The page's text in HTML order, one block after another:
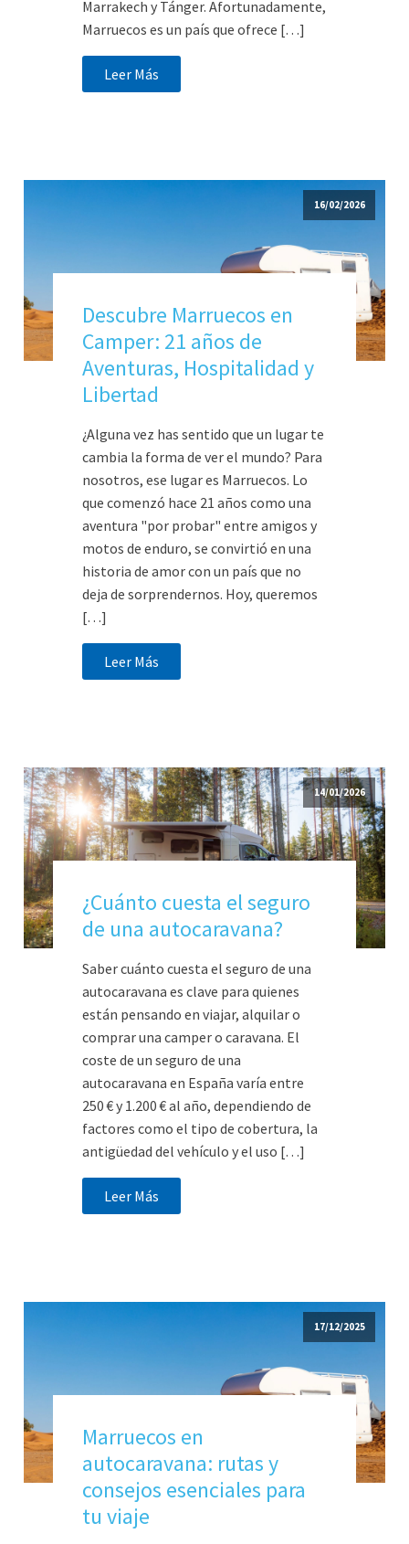
Marrakech y Tánger. Afortunadamente,
Marruecos es un país que ofrece […]
Leer Más
16/02/2026
Descubre Marruecos en
Camper: 21 años de
Aventuras, Hospitalidad y
Libertad
¿Alguna vez has sentido que un lugar te
cambia la forma de ver el mundo? Para
nosotros, ese lugar es Marruecos. Lo
que comenzó hace 21 años como una
aventura "por probar" entre amigos y
motos de enduro, se convirtió en una
historia de amor con un país que no
deja de sorprendernos. Hoy, queremos
[…]
Leer Más
14/01/2026
¿Cuánto cuesta el seguro
de una autocaravana?
Saber cuánto cuesta el seguro de una
autocaravana es clave para quienes
están pensando en viajar, alquilar o
comprar una camper o caravana. El
coste de un seguro de una
autocaravana en España varía entre
250 € y 1.200 € al año, dependiendo de
factores como el tipo de cobertura, la
antigüedad del vehículo y el uso […]
Leer Más
17/12/2025
Marruecos en
autocaravana: rutas y
consejos esenciales para
tu viaje